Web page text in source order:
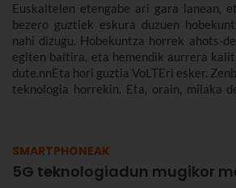
Euskaltelen etengabe ari gara lanean,
bezero guztiek eskura duzuen
nahi dizugu. Hobekuntza horrek ahots-
egiten baitira, eta hemendik aurrera
dute.nnEta hori guztia VoLTEri esker.
teknologia horrekin. Eta, orain, milaka
SMARTPHONEAK
5G teknologiadun mugikor